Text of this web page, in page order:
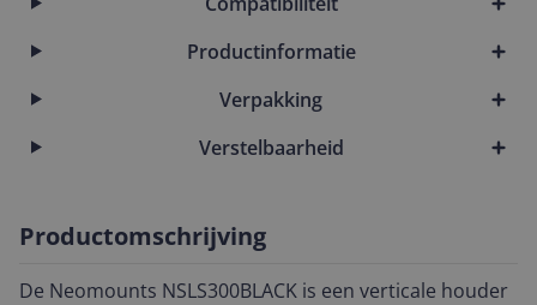
Productinformatie
Verpakking
Verstelbaarheid
Productomschrijving
De Neomounts NSLS300BLACK is een verticale houder